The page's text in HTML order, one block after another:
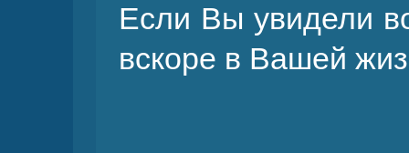
Если Вы увидели
вскоре в Вашей